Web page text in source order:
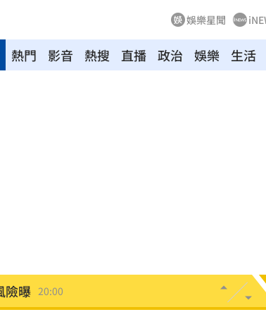
娛樂星聞
熱門 影音 熱搜 直播 政治 娛樂 生活
外教 19:56